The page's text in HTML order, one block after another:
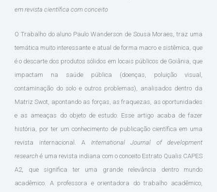
em revista científica com conceito
O Trabalho do aluno Paulo Wanderson de Sousa Moraes, traz uma
temática muito interessante e atual de forma macro e sistêmica, que
é o descarte dos produtos sólidos em locais públicos de Goiânia, que
impactam na saúde pública (doenças, poluição visual,
contaminação do solo e outros problemas), analisados dentro da
Matriz Swot, apontando as forças, as fraquezas, as oportunidades
e as ameaças do objeto de estudo. Esse artigo acaba de fazer
história, por ter um conhecimento de publicação científica em uma
revista internacional. A International Journal of development
research é uma revista indiana com o conceito Estrato Qualis CAPES
A2, que significa ter uma grande relevância dentro mundo
acadêmico. A professora e orientadora do trabalho acadêmico,